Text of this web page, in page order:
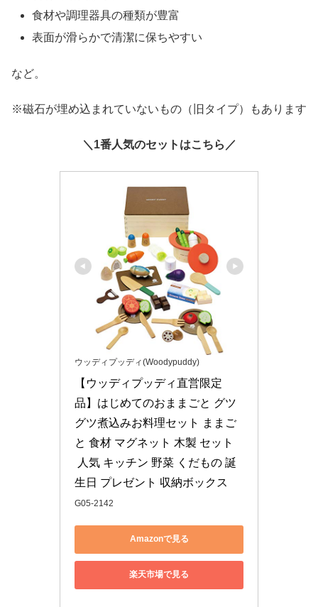
食材や調理器具の種類が豊富
表面が滑らかで清潔に保ちやすい
など。
※磁石が埋め込まれていないもの（旧タイプ）もあります
＼1番人気のセットはこちら／
ウッディプッディ(Woodypuddy)
【ウッディプッディ直営限定
品】はじめてのおままごと グツ
グツ煮込みお料理セット ままご
と 食材 マグネット 木製 セット
人気 キッチン 野菜 くだもの 誕
生日 プレゼント 収納ボックス
G05-2142
Amazonで見る
楽天市場で見る